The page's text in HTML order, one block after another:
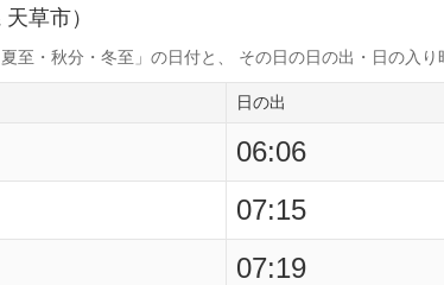
草市）
至・秋分・冬至」の日付と、 その日の日の出・日の入り
日の出
06:06
07:15
07:19